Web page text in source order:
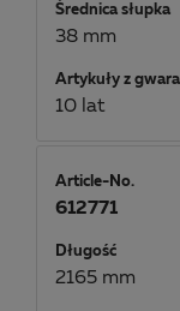
Średnica słupka
38 mm
Artykuły z
10 lat
Article-No.
612771
Długość
2165 mm